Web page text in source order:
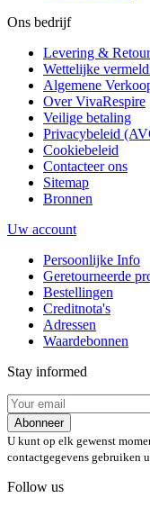
Ons bedrijf
Levering & Retour
Wettelijke
Algemene
Over VivaRespire
Veilige betaling
Privacybeleid
Cookiebeleid
Contacteer ons
Sitemap
Bronnen
Uw account
Persoonlijke Info
Geretourneerde
Bestellingen
Creditnota's
Adressen
Waardebonnen
Stay informed
Abonneer
U kunt op elk gewenst
contactgegevens gebruiken
Follow us